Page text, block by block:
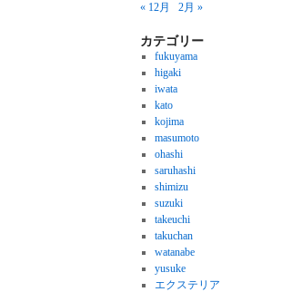
« 12月 2月 »
カテゴリー
fukuyama
higaki
iwata
kato
kojima
masumoto
ohashi
saruhashi
shimizu
suzuki
takeuchi
takuchan
watanabe
yusuke
エクステリア